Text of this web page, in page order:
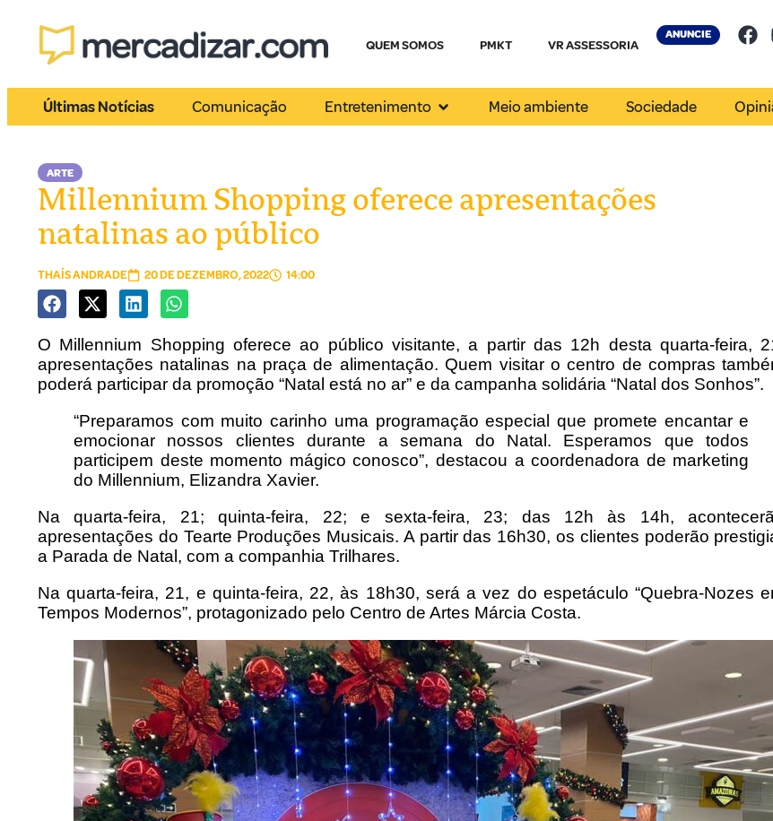
QUEM SOMOS PMKT VR ASSESSORIA
ANUNCIE
Últimas Notícias Comunicação Entretenimento Meio ambiente Sociedade
ARTE
Millennium Shopping oferece apresentações
natalinas ao público
THAÍS ANDRADE 20 DE DEZEMBRO, 2022 14:00
O Millennium Shopping oferece ao público visitante, a partir das 12h desta quarta-feira,
apresentações natalinas na praça de alimentação. Quem visitar o centro de compras
poderá participar da promoção “Natal está no ar” e da campanha solidária “Natal dos Sonhos”.
“Preparamos com muito carinho uma programação especial que promete encantar e
emocionar nossos clientes durante a semana do Natal. Esperamos que todos
participem deste momento mágico conosco”, destacou a coordenadora de marketing
do Millennium, Elizandra Xavier.
Na quarta-feira, 21; quinta-feira, 22; e sexta-feira, 23; das 12h às 14h,
apresentações do Tearte Produções Musicais. A partir das 16h30, os clientes poderão
a Parada de Natal, com a companhia Trilhares.
Na quarta-feira, 21, e quinta-feira, 22, às 18h30, será a vez do espetáculo “Quebra-Nozes
Tempos Modernos”, protagonizado pelo Centro de Artes Márcia Costa.